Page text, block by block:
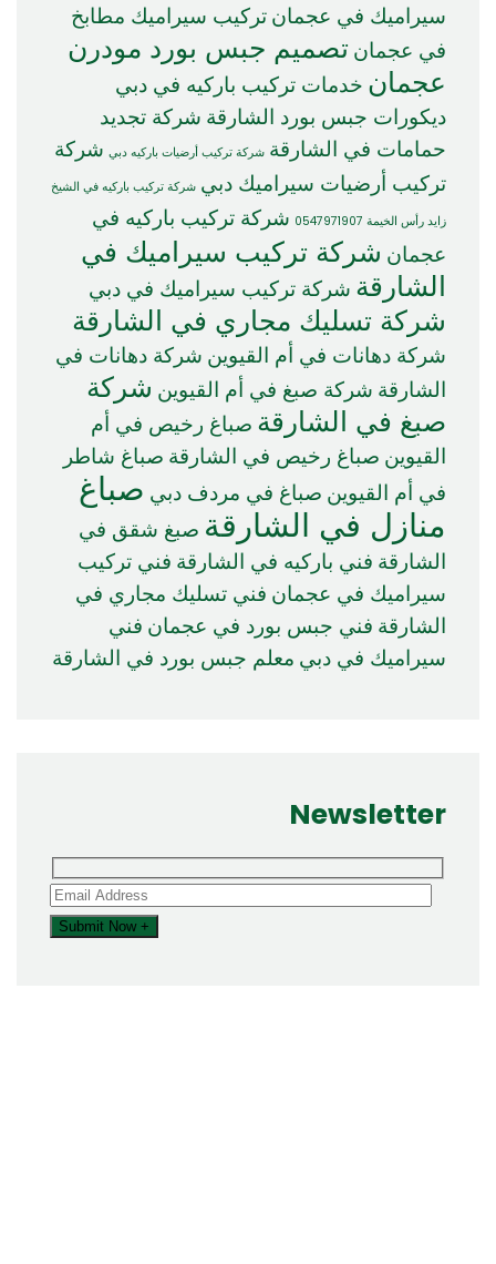
سيراميك في عجمانتركيب سيراميك مطابخ
في عجمان تصميم جبس بورد مودرن
عجمان خدمات تركيب باركيه في دبي
ديكورات جبس بورد الشارقة شركة تجديد
حمامات في الشارقة شركة تركيب أرضيات باركيه دبي شركة
تركيب أرضيات سيراميك دبي شركة تركيب باركيه في الشيخ
زايد رأس الخيمة 0547971907
شركة تركيب باركيه في
عجمان شركة تركيب سيراميك في
الشارقة شركة تركيب سيراميك في دبي
شركة تسليك مجاري في الشارقة
شركة دهانات في أم القيوين شركة دهانات في
الشارقة شركة صبغ في أم القيوين شركة
صبغ في الشارقة صباغ رخيص في أم
القيوين صباغ رخيص في الشارقة صباغ شاطر
في أم القيوين صباغ في مردف دبي صباغ
منازل في الشارقة صبغ شقق في
الشارقة فني باركيه في الشارقة فني تركيب
سيراميك في عجمان فني تسليك مجاري في
الشارقة فني جبس بورد في عجمان فني
سيراميك في دبي معلم جبس بورد في الشارقة
Newsletter